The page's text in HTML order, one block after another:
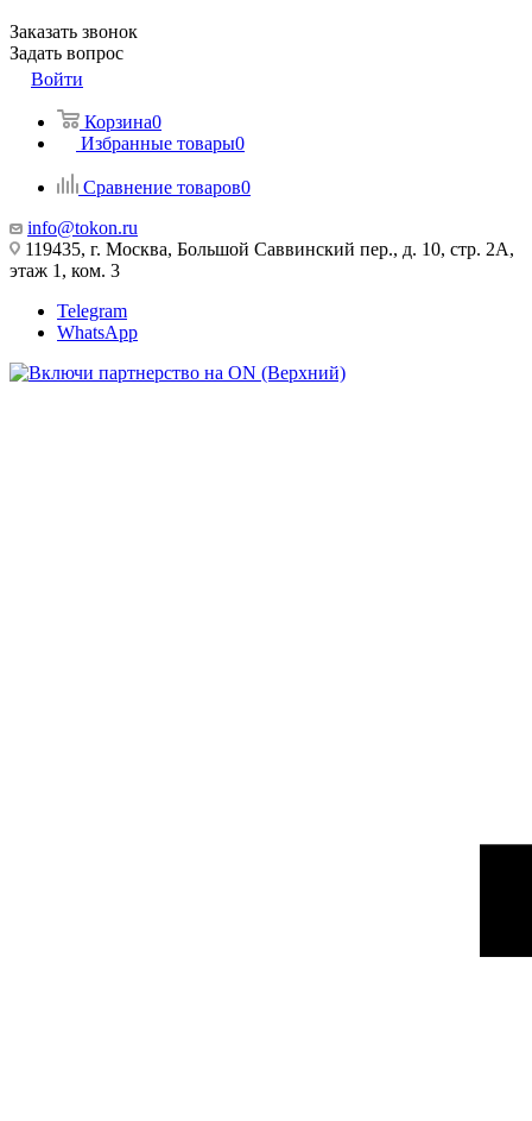
Заказать звонок
Задать вопрос
Войти
Корзина0
Избранные товары0
Сравнение товаров0
info@tokon.ru
119435, г. Москва, Большой Саввинский пер., д. 10, стр. 2А,
этаж 1, ком. 3
Telegram
WhatsApp